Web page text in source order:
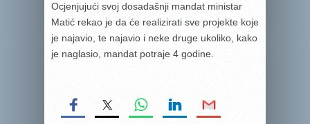
Ocjenjujući svoj dosadašnji mandat ministar
Matić rekao je da će realizirati sve projekte koje
je najavio, te najavio i neke druge ukoliko, kako
je naglasio, mandat potraje 4 godine.